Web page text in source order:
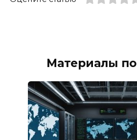
Материалы